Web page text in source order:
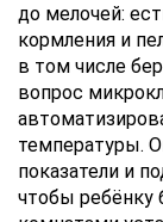
до мелочей:
кормления и
в том числе
вопрос
температуры.
показатели и
чтобы ребёнку